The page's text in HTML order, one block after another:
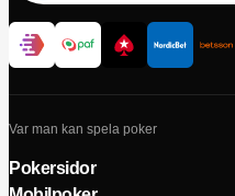
Var man kan spela poker
Pokersidor